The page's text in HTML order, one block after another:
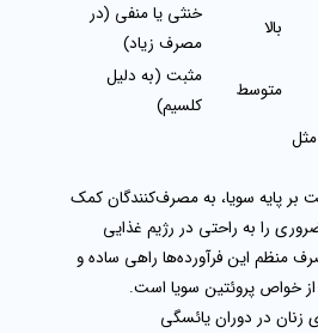
بالا
خنثی یا منفی (در
مصرف زیاد)
متوسط
مثبت (به دلیل
کلسیم)
بر پایه سویا، به مصرف‌کنندگان کمک
را به راحتی در رژیم غذایی
منظم این فرآورده‌ها راهی ساده و
خواص پروئتین سویا است.
زنان در دوران یائسگی